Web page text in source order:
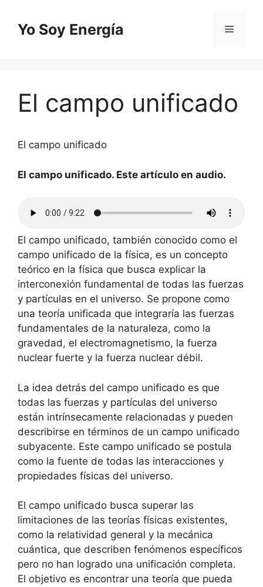
contenido
Yo Soy Energía Menú
El campo unificado
El campo unificado
El campo unificado. Este artículo en audio.
El campo unificado, también conocido como el
campo unificado de la física, es un concepto
teórico en la física que busca explicar la
interconexión fundamental de todas las fuerzas
y partículas en el universo. Se propone como
una teoría unificada que integraría las fuerzas
fundamentales de la naturaleza, como la
gravedad, el electromagnetismo, la fuerza
nuclear fuerte y la fuerza nuclear débil.
La idea detrás del campo unificado es que
todas las fuerzas y partículas del universo
están intrínsecamente relacionadas y pueden
describirse en términos de un campo unificado
subyacente. Este campo unificado se postula
como la fuente de todas las interacciones y
propiedades físicas del universo.
El campo unificado busca superar las
limitaciones de las teorías físicas existentes,
como la relatividad general y la mecánica
cuántica, que describen fenómenos específicos
pero no han logrado una unificación completa.
El objetivo es encontrar una teoría que pueda